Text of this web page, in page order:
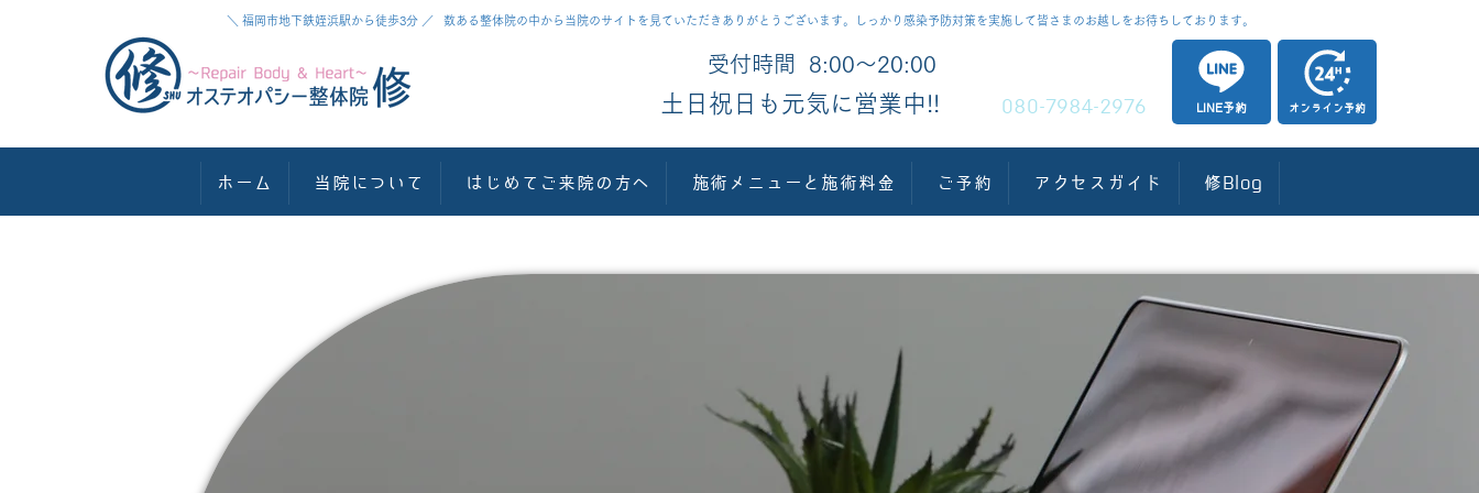
＼ 福岡市地下鉄姪浜駅から徒歩3分 ／ 数ある整体院の中から当院のサイトを見ていただきありがとうございます。しっかり感染予防対策を実施して皆さまのお越しをお待ちしております。
受付時間 8:00〜20:00
080-7984-2976 LINE予約 オンライン予約
​土日祝日も元気に営業中!!
ホーム 当院について はじめてご来院の方へ 施術メニューと施術料金 ご予約 アクセスガイド 修Blog